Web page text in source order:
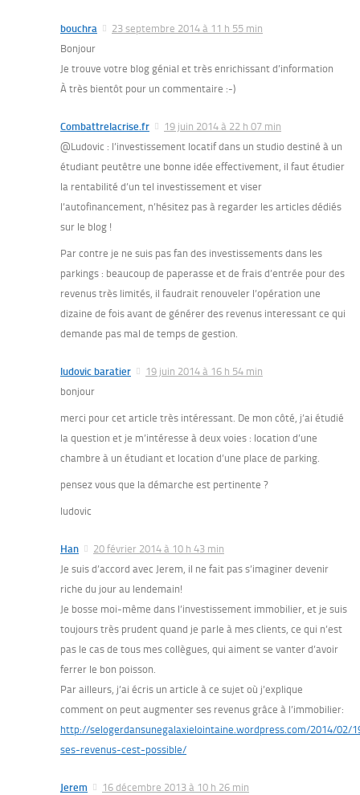
bouchra
23 septembre 2014 à 11 h 55 min
Bonjour
Je trouve votre blog génial et très enrichissant d’information
À très bientôt pour un commentaire :-)
Combattrelacrise.fr
19 juin 2014 à 22 h 07 min
@Ludovic : l’investissement locatif dans un studio destiné à un
étudiant peutêtre une bonne idée effectivement, il faut étudier
la rentabilité d’un tel investissement et viser
l’autofinancement, n’hésitez pas à regarder les articles dédiés
sur le blog !
Par contre je ne suis pas fan des investissements dans les
parkings : beaucoup de paperasse et de frais d’entrée pour des
revenus très limités, il faudrait renouveler l’opération une
dizaine de fois avant de générer des revenus interessant ce qui
demande pas mal de temps de gestion.
ludovic baratier
19 juin 2014 à 16 h 54 min
bonjour
merci pour cet article très intéressant. De mon côté, j’ai étudié
la question et je m’intéresse à deux voies : location d’une
chambre à un étudiant et location d’une place de parking.
pensez vous que la démarche est pertinente ?
ludovic
Han
20 février 2014 à 10 h 43 min
Je suis d’accord avec Jerem, il ne fait pas s’imaginer devenir
riche du jour au lendemain!
Je bosse moi-même dans l’investissement immobilier, et je suis
toujours très prudent quand je parle à mes clients, ce qui n’est
pas le cas de tous mes collègues, qui aiment se vanter d’avoir
ferrer le bon poisson.
Par ailleurs, j’ai écris un article à ce sujet où j’explique
comment on peut augmenter ses revenus grâce à l’immobilier:
http://selogerdansunegalaxielointaine.wordpress.com/2014/02/
ses-revenus-cest-possible/
Jerem
16 décembre 2013 à 10 h 26 min